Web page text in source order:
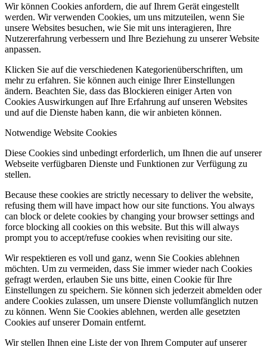
Wir können Cookies anfordern, die auf Ihrem Gerät eingestellt
werden. Wir verwenden Cookies, um uns mitzuteilen, wenn Sie
unsere Websites besuchen, wie Sie mit uns interagieren, Ihre
Nutzererfahrung verbessern und Ihre Beziehung zu unserer Website
anpassen.
Klicken Sie auf die verschiedenen Kategorienüberschriften, um
mehr zu erfahren. Sie können auch einige Ihrer Einstellungen
ändern. Beachten Sie, dass das Blockieren einiger Arten von
Cookies Auswirkungen auf Ihre Erfahrung auf unseren Websites
und auf die Dienste haben kann, die wir anbieten können.
Notwendige Website Cookies
Diese Cookies sind unbedingt erforderlich, um Ihnen die auf unserer
Webseite verfügbaren Dienste und Funktionen zur Verfügung zu
stellen.
Because these cookies are strictly necessary to deliver the website,
refusing them will have impact how our site functions. You always
can block or delete cookies by changing your browser settings and
force blocking all cookies on this website. But this will always
prompt you to accept/refuse cookies when revisiting our site.
Wir respektieren es voll und ganz, wenn Sie Cookies ablehnen
möchten. Um zu vermeiden, dass Sie immer wieder nach Cookies
gefragt werden, erlauben Sie uns bitte, einen Cookie für Ihre
Einstellungen zu speichern. Sie können sich jederzeit abmelden oder
andere Cookies zulassen, um unsere Dienste vollumfänglich nutzen
zu können. Wenn Sie Cookies ablehnen, werden alle gesetzten
Cookies auf unserer Domain entfernt.
Wir stellen Ihnen eine Liste der von Ihrem Computer auf unserer